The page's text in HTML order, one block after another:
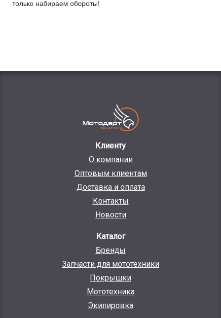
только набираем обороты!
Клиенту
О компании
Оптовым клиентам
Доставка и оплата
Контакты
Новости
Каталог
Бренды
Запчасти для мототехники
Покрышки
Мототехника
Экипировка